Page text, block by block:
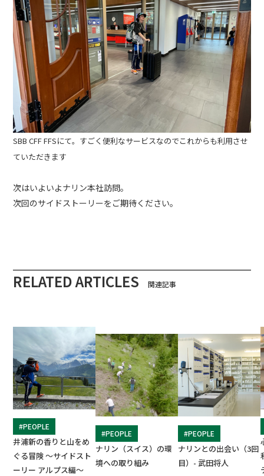
SBB CFF FFSにて。すごく便利なサービスなのでこれからも利用させ
ていただきます
次はいよいよナリン本社訪問。
次回のサイドストーリーをご期待ください。
RELATED ARTICLES 関連記事
#PEOPLE
井浦新の香りと山をめ
ぐる冒険 ～サイドスト
ーリー アルプス編～
#PEOPLE
ナリン（スイス）の環
境への取り組み
#PEOPLE
ナリンとの出会い（3回
目）- 武田将人